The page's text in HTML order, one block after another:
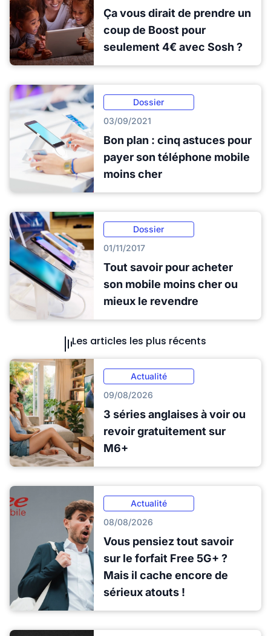
Ça vous dirait de prendre un
coup de Boost pour
seulement 4€ avec Sosh ?
Dossier
03/09/2021
Bon plan : cinq astuces pour
payer son téléphone mobile
moins cher
Dossier
01/11/2017
Tout savoir pour acheter
son mobile moins cher ou
mieux le revendre
Les articles les plus récents
Actualité
09/08/2026
3 séries anglaises à voir ou
revoir gratuitement sur
M6+
Actualité
08/08/2026
Vous pensiez tout savoir
sur le forfait Free 5G+ ?
Mais il cache encore de
sérieux atouts !